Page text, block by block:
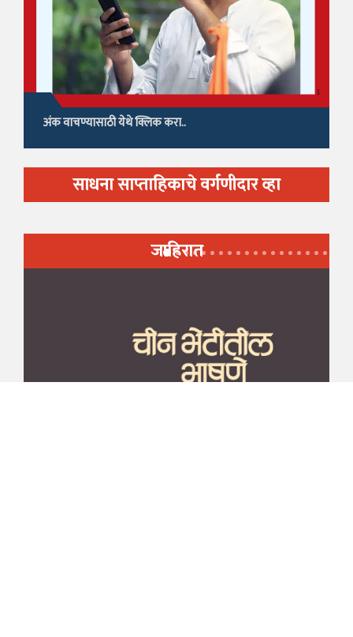
अंक वाचण्यासाठी येथे क्लिक करा..
साधना साप्ताहिकाचे वर्गणीदार व्हा
जाहिरात